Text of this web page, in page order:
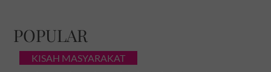
POPULAR
KISAH MASYARAKAT